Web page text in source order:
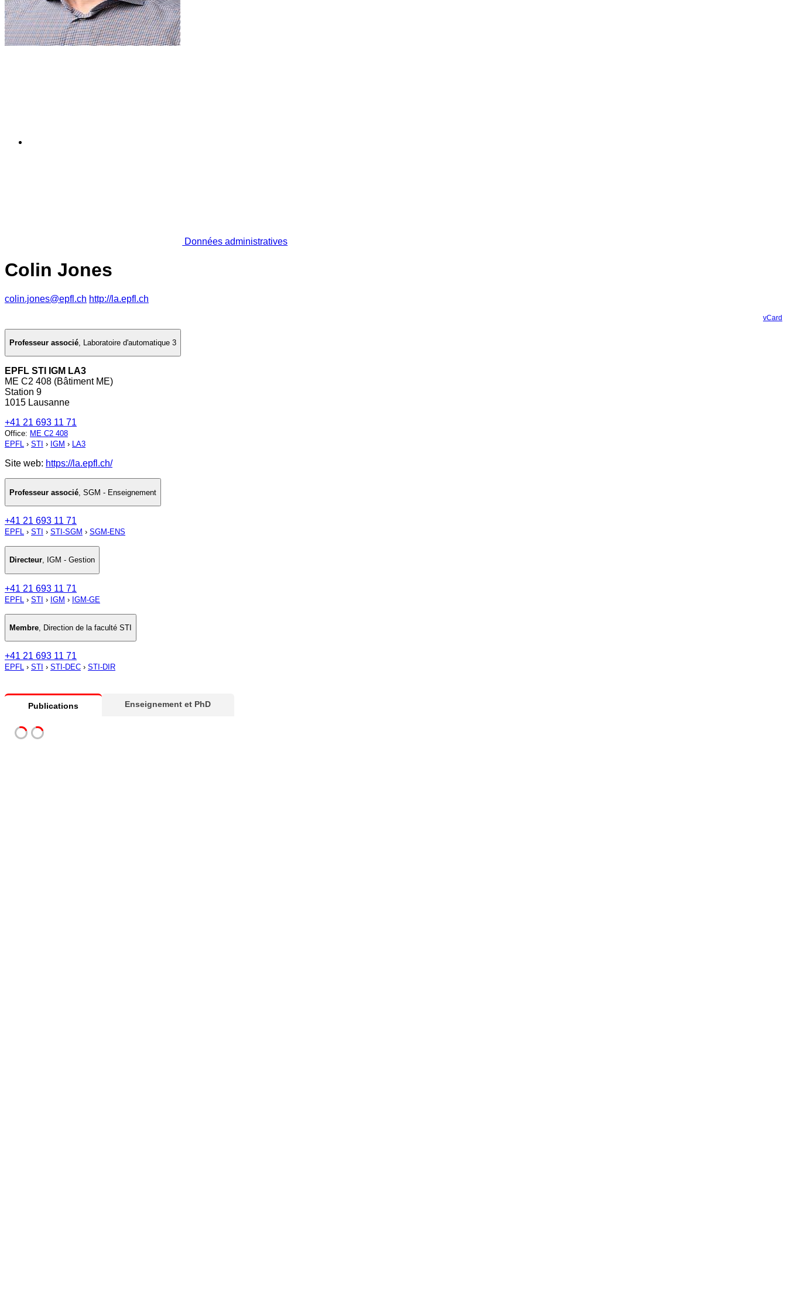
Données administratives
Colin Jones
colin.jones@epfl.ch http://la.epfl.ch
vCard
Professeur associé, Laboratoire d'automatique 3
EPFL STI IGM LA3
ME C2 408 (Bâtiment ME)
Station 9
1015 Lausanne
+41 21 693 11 71
Office: ME C2 408
EPFL › STI › IGM › LA3
Site web: https://la.epfl.ch/
Professeur associé SGM - Enseignement
+41 21 693 11 71
EPFL › STI › STI-SGM › SGM-ENS
Directeur, IGM - Gestion
+41 21 693 11 71
EPFL › STI › IGM › IGM-GE
Membre, Direction de la faculté STI
+41 21 693 11 71
EPFL › STI › STI-DEC › STI-DIR
Publications Enseignement et PhD